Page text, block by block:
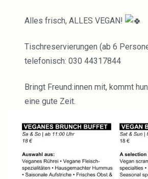
Alles frisch, ALLES VEGAN!
Tischreservierungen (ab 6
telefonisch: 030 44317844
Bringt Freund:innen mit, kommt
eine gute Zeit.